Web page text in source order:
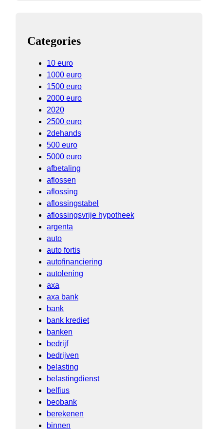
Categories
10 euro
1000 euro
1500 euro
2000 euro
2020
2500 euro
2dehands
500 euro
5000 euro
afbetaling
aflossen
aflossing
aflossingstabel
aflossingsvrije hypotheek
argenta
auto
auto fortis
autofinanciering
autolening
axa
axa bank
bank
bank krediet
banken
bedrijf
bedrijven
belasting
belastingdienst
belfius
beobank
berekenen
binnen